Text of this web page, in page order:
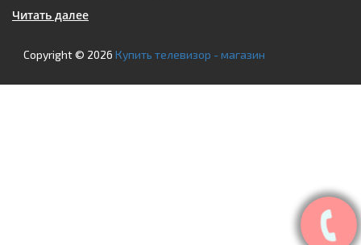
Читать далее
Copyright © 2026 Купить телевизор - магазин